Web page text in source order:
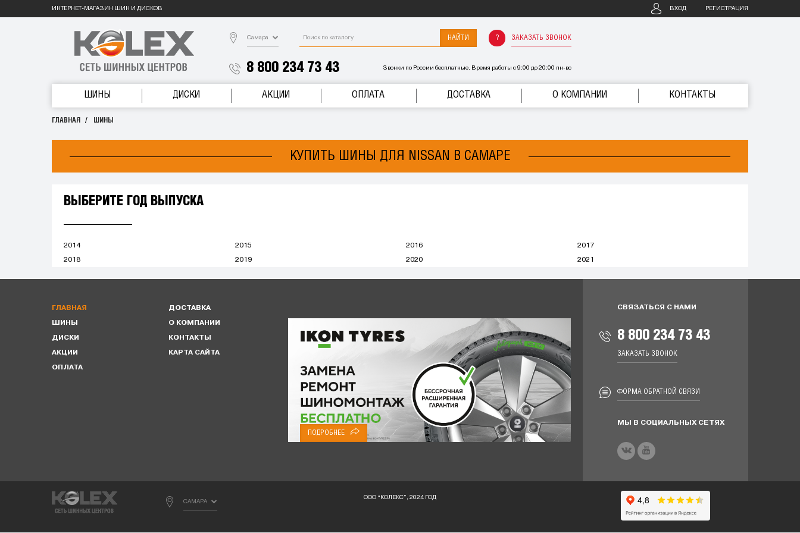
ИНТЕРНЕТ-МАГАЗИН ШИН И ДИСКОВ ВХОД РЕГИСТРАЦИЯ
Самара НАЙТИ ЗАКАЗАТЬ ЗВОНОК
8 800 234 73 43 Звонки по России бесплатные. Время работы с 9:00 до 20:00 пн-вс
ШИНЫ ДИСКИ АКЦИИ ОПЛАТА ДОСТАВКА О КОМПАНИИ КОНТАКТЫ
ГЛАВНАЯ ШИНЫ
КУПИТЬ ШИНЫ ДЛЯ NISSAN В САМАРЕ
ВЫБЕРИТЕ ГОД ВЫПУСКА
2014 2015 2016 2017
2018 2019 2020 2021
ГЛАВНАЯ
ШИНЫ
ДИСКИ
АКЦИИ
ОПЛАТА
ДОСТАВКА
О КОМПАНИИ
КОНТАКТЫ
КАРТА САЙТА
ПОДРОБНЕЕ
СВЯЗАТЬСЯ С НАМИ
8 800 234 73 43
ЗАКАЗАТЬ ЗВОНОК
ФОРМА ОБРАТНОЙ СВЯЗИ
МЫ В СОЦИАЛЬНЫХ СЕТЯХ
САМАРА
ООО “КОЛЕКС”, 2024 ГОД